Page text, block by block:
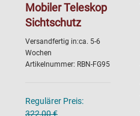
Mobiler Teleskop
Sichtschutz
Versandfertig in:ca. 5-6
Wochen
Artikelnummer: RBN-FG95
Regulärer Preis:
322,00 €